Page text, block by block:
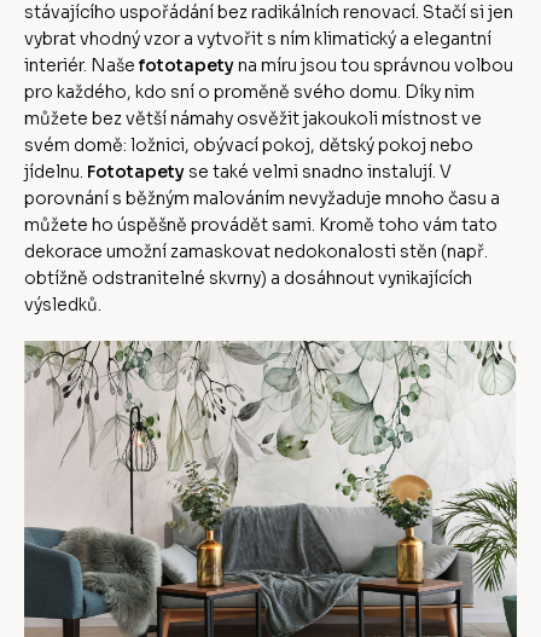
stávajícího uspořádání bez radikálních renovací. Stačí si jen
vybrat vhodný vzor a vytvořit s ním klimatický a elegantní
interiér. Naše fototapetyna míru jsou tou správnou volbou
pro každého, kdo sní o proměně svého domu. Díky nim
můžete bez větší námahy osvěžit jakoukoli místnost ve
svém domě: ložnici, obývací pokoj, dětský pokoj nebo
jídelnu. Fototapety se také velmi snadno instalují. V
porovnání s běžným malováním nevyžaduje mnoho času a
můžete ho úspěšně provádět sami. Kromě toho vám tato
dekorace umožní zamaskovat nedokonalosti stěn (např.
obtížně odstranitelné skvrny) a dosáhnout vynikajících
výsledků.